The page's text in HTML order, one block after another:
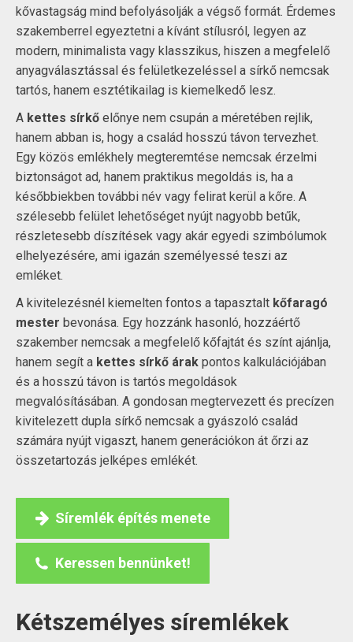
kővastagság mind befolyásolják a végső formát. Érdemes
szakemberrel egyeztetni a kívánt stílusról, legyen az
modern, minimalista vagy klasszikus, hiszen a megfelelő
anyagválasztással és felületkezeléssel a sírkő nemcsak
tartós, hanem esztétikailag is kiemelkedő lesz.
A kettes sírkő előnye nem csupán a méretében rejlik,
hanem abban is, hogy a család hosszú távon tervezhet.
Egy közös emlékhely megteremtése nemcsak érzelmi
biztonságot ad, hanem praktikus megoldás is, ha a
későbbiekben további név vagy felirat kerül a kőre. A
szélesebb felület lehetőséget nyújt nagyobb betűk,
részletesebb díszítések vagy akár egyedi szimbólumok
elhelyezésére, ami igazán személyessé teszi az
emléket.
A kivitelezésnél kiemelten fontos a tapasztalt kőfaragó
mester bevonása. Egy hozzánk hasonló, hozzáértő
szakember nemcsak a megfelelő kőfajtát és színt ajánlja,
hanem segít a kettes sírkő árak pontos kalkulációjában
és a hosszú távon is tartós megoldások
megvalósításában. A gondosan megtervezett és precízen
kivitelezett dupla sírkő nemcsak a gyászoló család
számára nyújt vigaszt, hanem generációkon át őrzi az
összetartozás jelképes emlékét.
Síremlék építés menete
Keressen bennünket!
Kétszemélyes síremlékek